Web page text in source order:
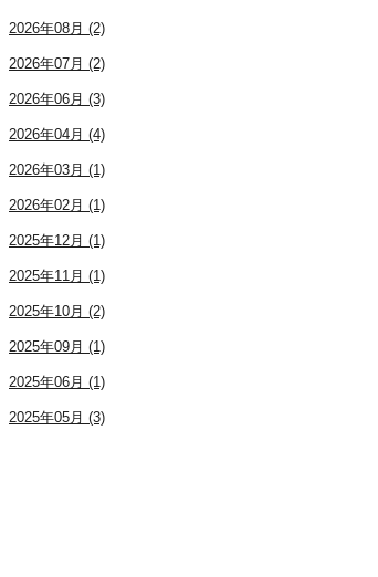
2026年08月 (2)
2026年07月 (2)
2026年06月 (3)
2026年04月 (4)
2026年03月 (1)
2026年02月 (1)
2025年12月 (1)
2025年11月 (1)
2025年10月 (2)
2025年09月 (1)
2025年06月 (1)
2025年05月 (3)